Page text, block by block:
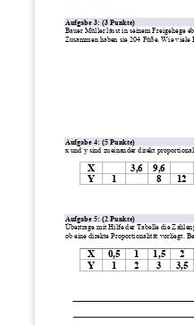
Aufgabe 3: (3 Punkte)
Bauer Müller lässt in seinem Freigehege
Zusammen haben sie 204 Füße. Wie
Aufgabe 4: (5 Punkte)
x und y sind zueinander direkt
X 3,6 9,6
Y
1 8 12
Aufgabe 5: (2 Punkte)
Übertrage mit Hilfe der Tabelle die
ob eine direkte Proportionalität vorliegt.
X 0,5 1 1,5 2
Y
1 2 3 3,5